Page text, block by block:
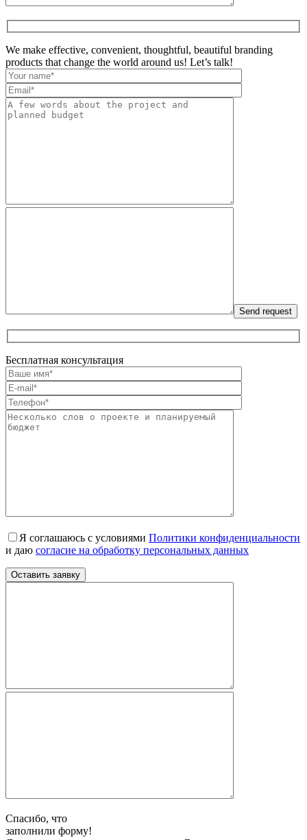
We make effective, convenient, thoughtful, beautiful branding
products that change the world around us! Let’s talk!
Бесплатная консультация
Я соглашаюсь с условиями Политики конфиденциальности
и даю согласие на обработку персональных данных
Спасибо, что
заполнили форму!